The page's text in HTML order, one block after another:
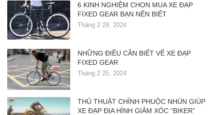
6 KINH NGHIỆM CHỌN MUA XE ĐẠP
FIXED GEAR BẠN NÊN BIẾT
Tháng 2 29, 2024
NHỮNG ĐIỀU CẦN BIẾT VỀ XE ĐẠP
FIXED GEAR
Tháng 2 25, 2024
THỦ THUẬT CHỈNH PHUỘC NHÚN GIÚP
XE ĐẠP ĐỊA HÌNH GIẢM XÓC “BIKER”